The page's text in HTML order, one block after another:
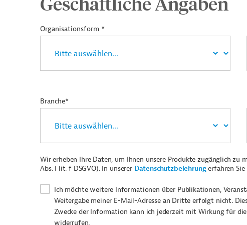
Organisationsform *
Branche*
Wir erheben Ihre Daten, um Ihnen unsere Produkte zugänglich zu
Abs. I lit. f DSGVO). In unserer Datenschutzbelehrungerfahren Sie
Ich möchte weitere Informationen über Publikationen,
Weitergabe meiner E-Mail-Adresse an Dritte erfolgt nicht.
Zwecke der Information kann ich jederzeit mit Wirkung für
widerrufen.